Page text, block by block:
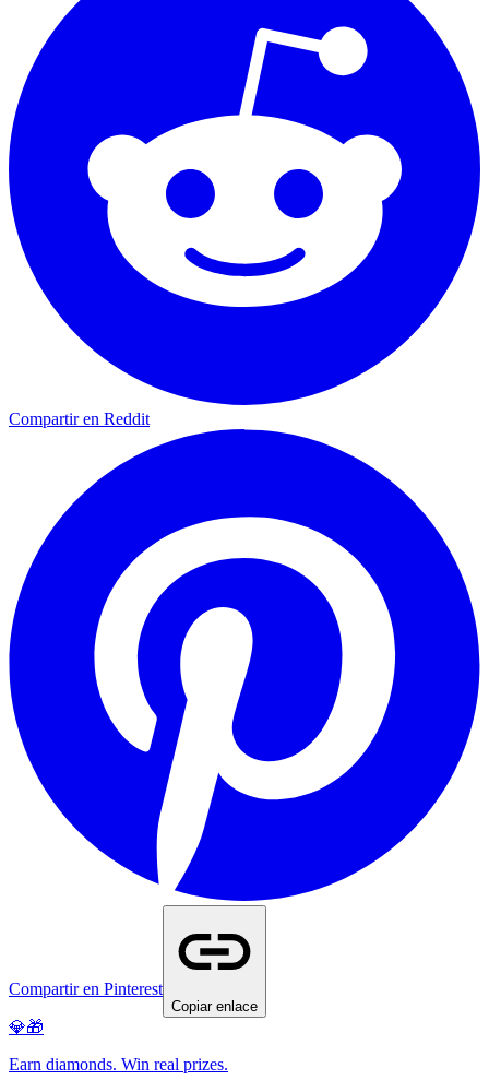
Compartir en Reddit
Compartir en Pinterest
Copiar enlace
💎🎁
Earn diamonds. Win real prizes.